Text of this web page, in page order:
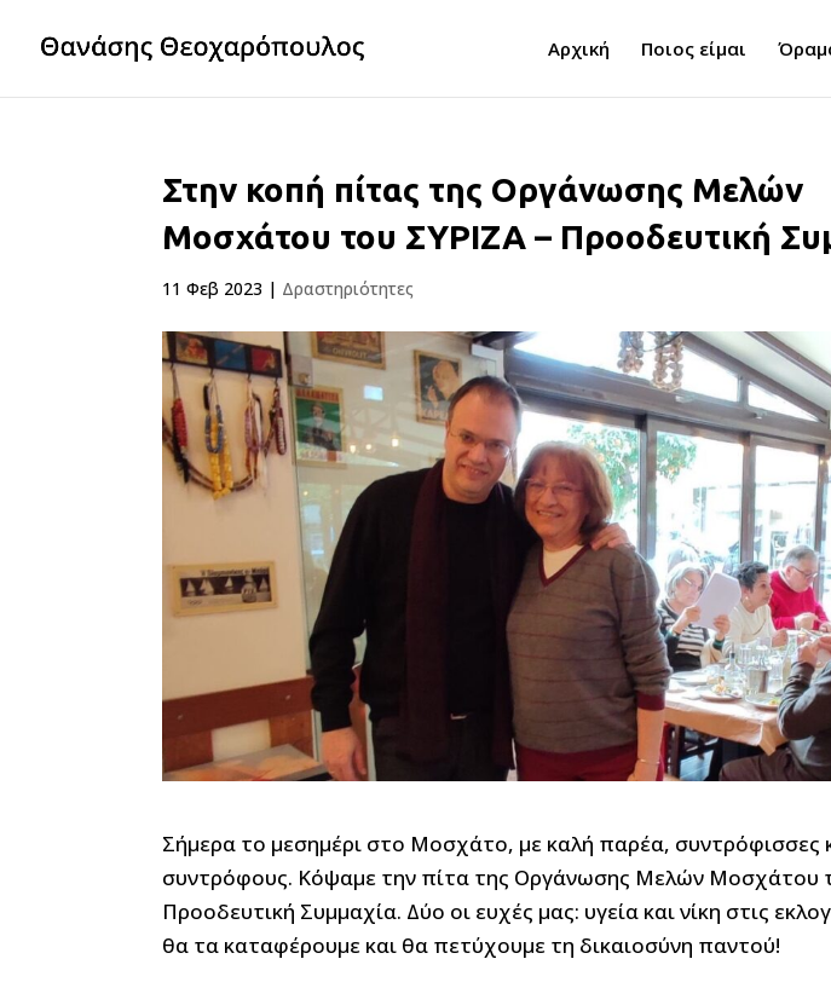
Αρχική Ποιος είμαι
Στην κοπή πίτας της Οργάνωσης Μελών
Μοσχάτου του ΣΥΡΙΖΑ – Προοδευτική
11 Φεβ 2023 | Δραστηριότητες
Σήμερα το μεσημέρι στο Μοσχάτο, με καλή παρέα, συντρόφισσες
συντρόφους. Κόψαμε την πίτα της Οργάνωσης Μελών Μοσχάτου
Προοδευτική Συμμαχία. Δύο οι ευχές μας: υγεία και νίκη στις
θα τα καταφέρουμε και θα πετύχουμε τη δικαιοσύνη παντού!